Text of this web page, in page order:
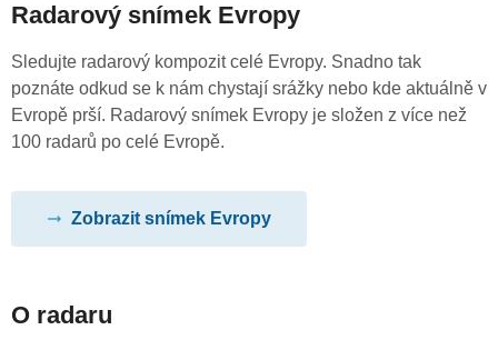
Radarový snímek Evropy
Sledujte radarový kompozit celé Evropy. Snadno tak
poznáte odkud se k nám chystají srážky nebo kde aktuálně v
Evropě prší. Radarový snímek Evropy je složen z více než
100 radarů po celé Evropě.
Zobrazit snímek Evropy
O radaru